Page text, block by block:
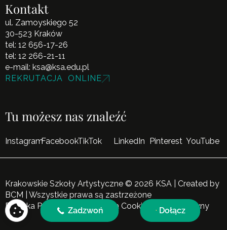
Kontakt
ul. Zamoyskiego 52
30-523 Kraków
tel: 12 656-17-26
tel: 12 266-21-11
e-mail: ksa@ksa.edu.pl
REKRUTACJA ONLINE
Tu możesz nas znaleźć
InstagramFacebookTikTok LinkedIn Pinterest YouTube
Krakowskie Szkoły Artystyczne © 2026 KSA | Created by
BCM
| Wszystkie prawa są zastrzeżone
Polityka Prywatności
Polityka Cookies Mapa Witryny
Zadzwoń Dołącz